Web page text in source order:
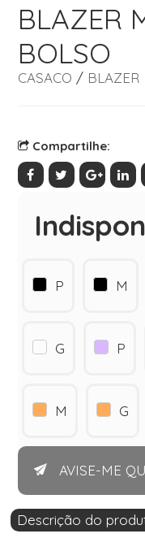
BLAZER
BOLSO
CASACO / BLAZER
Compartilhe:
P M
G P
M G
AVISE-ME
Descrição do